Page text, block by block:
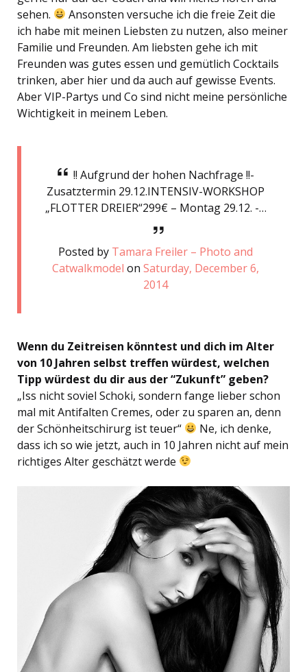
sehen.
Ansonsten versuche ich die freie Zeit die
ich habe mit meinen Liebsten zu nutzen, also meiner
Familie und Freunden. Am liebsten gehe ich mit
Freunden was gutes essen und gemütlich Cocktails
trinken, aber hier und da auch auf gewisse Events.
Aber VIP-Partys und Co sind nicht meine persönliche
Wichtigkeit in meinem Leben.
!! Aufgrund der hohen Nachfrage !!-
Zusatztermin 29.12.INTENSIV-WORKSHOP
„FLOTTER DREIER“299€ – Montag 29.12. -…
Posted by Tamara Freiler – Photo and
Catwalkmodel onSaturday, December 6,
2014
Wenn du Zeitreisen könntest und dich im Alter
von 10 Jahren selbst treffen würdest, welchen
Tipp würdest du dir aus der “Zukunft” geben?
„Iss nicht soviel Schoki, sondern fange lieber schon
mal mit Antifalten Cremes, oder zu sparen an, denn
der Schönheitschirurg ist teuer“
Ne, ich denke,
dass ich so wie jetzt, auch in 10 Jahren nicht auf mein
richtiges Alter geschätzt werde